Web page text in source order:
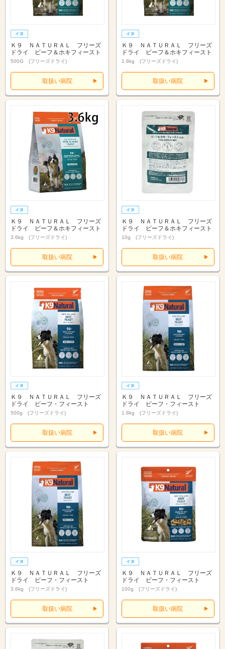
Ｋ９ ＮＡＴＵＲＡＬ フリーズ
ドライ ビーフ＆ホキフィースト
500G (フリーズドライ)
取扱い病院
Ｋ９ ＮＡＴＵＲＡＬ フリーズ
ドライ ビーフ＆ホキフィースト
1.8kg (フリーズドライ)
取扱い病院
Ｋ９ ＮＡＴＵＲＡＬ フリーズ
ドライ ビーフ＆ホキフィースト
3.6kg (フリーズドライ)
取扱い病院
Ｋ９ ＮＡＴＵＲＡＬ フリーズ
ドライ ビーフ＆ホキフィースト
10g (フリーズドライ)
取扱い病院
Ｋ９ ＮＡＴＵＲＡＬ フリーズ
ドライ ビーフ・フィースト
500g (フリーズドライ)
取扱い病院
Ｋ９ ＮＡＴＵＲＡＬ フリーズ
ドライ ビーフ・フィースト
1.8kg (フリーズドライ)
取扱い病院
Ｋ９ ＮＡＴＵＲＡＬ フリーズ
ドライ ビーフ・フィースト
3.6kg (フリーズドライ)
取扱い病院
Ｋ９ ＮＡＴＵＲＡＬ フリーズ
ドライ ビーフ・フィースト
100g (フリーズドライ)
取扱い病院